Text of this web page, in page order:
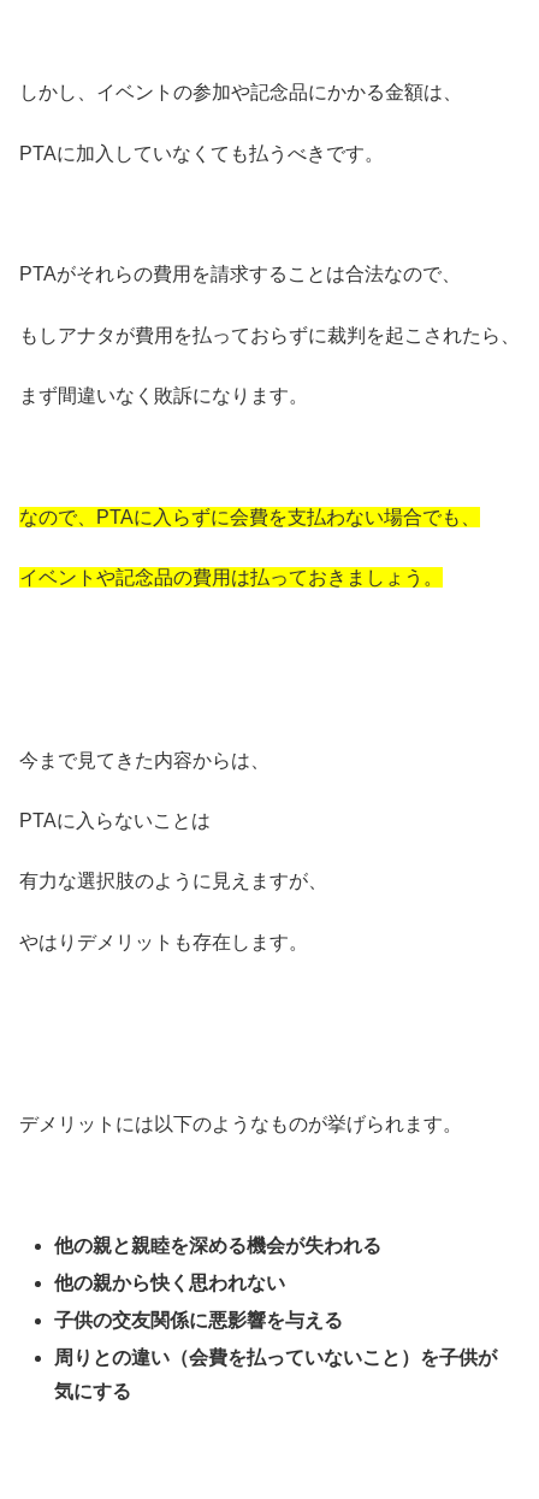
しかし、イベントの参加や記念品にかかる金額は、
PTAに加入していなくても払うべきです。
PTAがそれらの費用を請求することは合法なので、
もしアナタが費用を払っておらずに裁判を起こされたら、
まず間違いなく敗訴になります。
なので、PTAに入らずに会費を支払わない場合でも、
イベントや記念品の費用は払っておきましょう。
今まで見てきた内容からは、
PTAに入らないことは
有力な選択肢のように見えますが、
やはりデメリットも存在します。
デメリットには以下のようなものが挙げられます。
他の親と親睦を深める機会が失われる
他の親から快く思われない
子供の交友関係に悪影響を与える
周りとの違い（会費を払っていないこと）を子供が
気にする